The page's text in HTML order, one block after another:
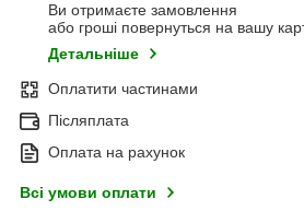
Ви отримаєте замовлення
або гроші повернуться на вашу
Детальніше
Оплатити частинами
Післяплата
Оплата на рахунок
Всі умови оплати